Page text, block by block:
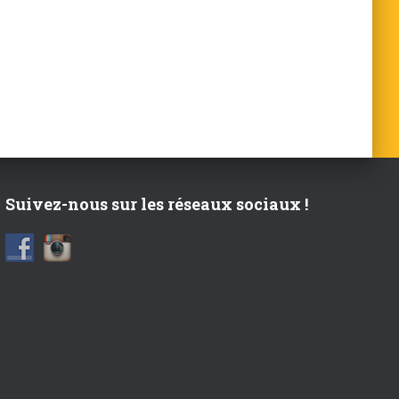
Suivez-nous sur les réseaux sociaux !